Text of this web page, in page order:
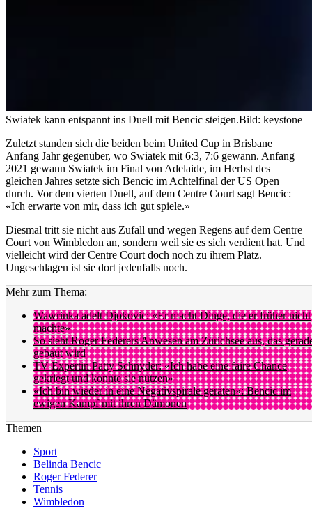
Swiatek kann entspannt ins Duell mit Bencic steigen.Bild: keystone
Zuletzt standen sich die beiden beim United Cup in Brisbane
Anfang Jahr gegenüber, wo Swiatek mit 6:3, 7:6 gewann. Anfang
2021 gewann Swiatek im Final von Adelaide, im Herbst des
gleichen Jahres setzte sich Bencic im Achtelfinal der US Open
durch. Vor dem vierten Duell, auf dem Centre Court sagt Bencic:
«Ich erwarte von mir, dass ich gut spiele.»
Diesmal tritt sie nicht aus Zufall und wegen Regens auf dem Centre
Court von Wimbledon an, sondern weil sie es sich verdient hat. Und
vielleicht wird der Centre Court doch noch zu ihrem Platz.
Ungeschlagen ist sie dort jedenfalls noch.
Mehr zum Thema:
Wawrinka adelt Djokovic: «Er macht Dinge, die er früher nicht
machte»
So sieht Roger Federers Anwesen am Zürichsee aus, das
gebaut wird
TV-Expertin Patty Schnyder: «Ich habe eine faire Chance
gekriegt und konnte sie nützen»
«Ich bin wieder in eine Negativspirale geraten»: Bencic im
ewigen Kampf mit ihren Dämonen
Themen
Sport
Belinda Bencic
Roger Federer
Tennis
Wimbledon